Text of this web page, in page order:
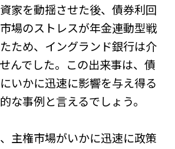
家を動揺させた後、債券利回
場のストレスが年金連動型戦
ため、イングランド銀行は介
んでした。この出来事は、債
いかに迅速に影響を与え得る
な事例と言えるでしょう。
主権市場がいかに迅速に政策